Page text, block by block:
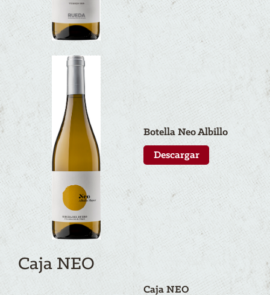
Botella NeoAlbillo
Descargar
Caja NEO
Caja NEO